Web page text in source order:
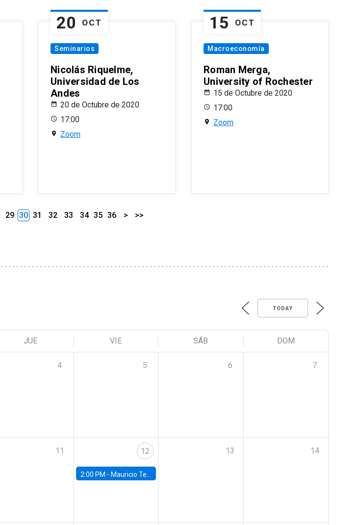
20 OCT
Seminarios
Nicolás Riquelme,
Universidad de Los
Andes
20 de Octubre de 2020
17:00
Zoom
15 OCT
Macroeconomía
Roman Merga,
University of Rochester
15 de Octubre de 2020
17:00
Zoom
29 30 31 32 33 34 35 36 > >>
TODAY
JUE VIE SÁB DOM
4 5 6 7
11 12
2:00 PM - Mauricio Tejada, UDP
13 14